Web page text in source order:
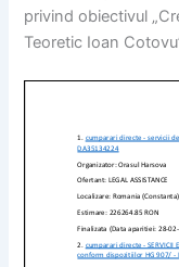
privind obiectivul
Teoretic Ioan